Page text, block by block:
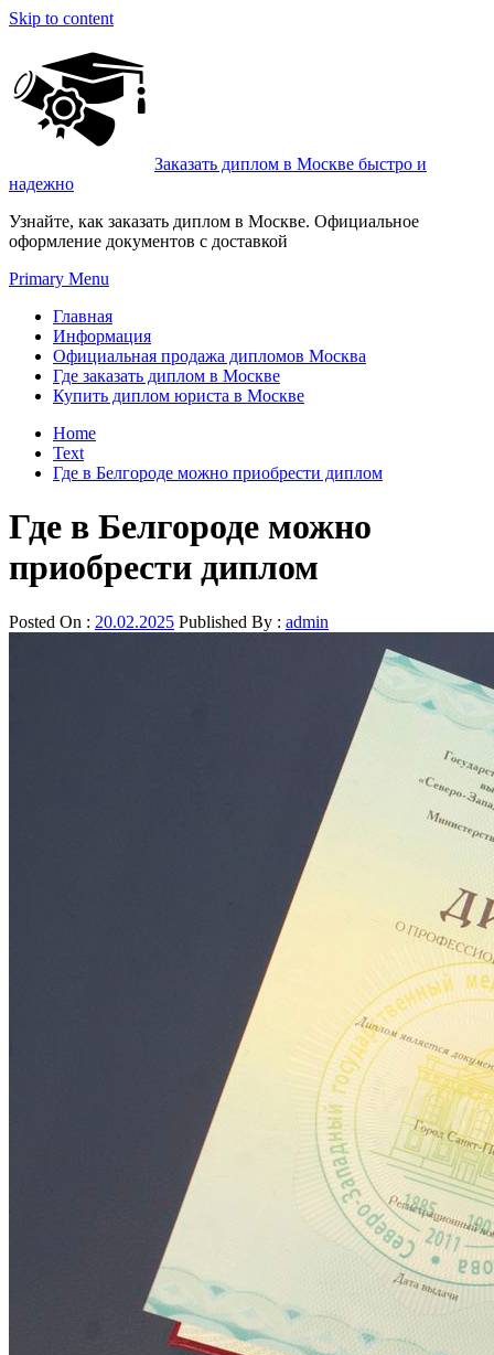
Skip to content
Заказать диплом в Москве быстро и
надежно
Узнайте, как заказать диплом в Москве. Официальное
оформление документов с доставкой
Primary Menu
Главная
Информация
Официальная продажа дипломов Москва
Где заказать диплом в Москве
Купить диплом юриста в Москве
Home
Text
Где в Белгороде можно приобрести диплом
Где в Белгороде можно
приобрести диплом
Posted On : 20.02.2025 Published By : admin